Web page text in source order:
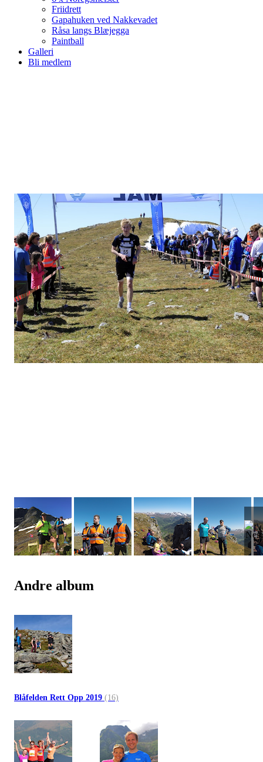
Friidrett
Gapahuken ved Nakkevadet
Råsa langs Blæjegga
Paintball
Galleri
Bli medlem
Andre album
Blåfelden Rett Opp 2019 (16)